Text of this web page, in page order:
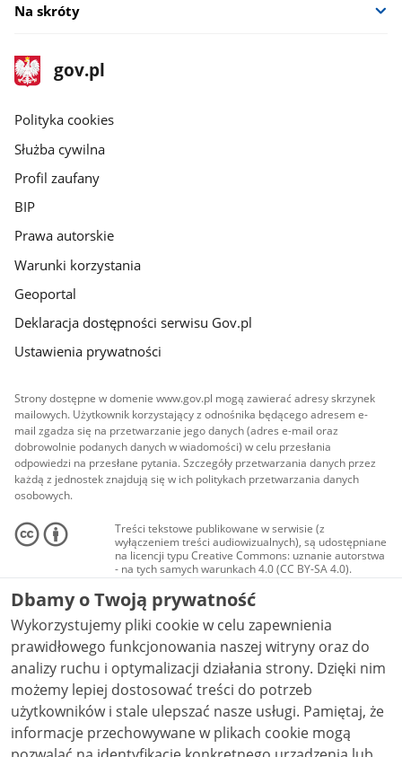
Na skróty
stopka
gov.pl
Strona
gov.pl
gov.pl
Polityka cookies
Służba cywilna
Profil zaufany
BIP
Prawa autorskie
Warunki korzystania
Geoportal
Deklaracja dostępności serwisu Gov.pl
Ustawienia prywatności
Strony dostępne w domenie www.gov.pl mogą zawierać adresy skrzynek
mailowych. Użytkownik korzystający z odnośnika będącego adresem e-
mail zgadza się na przetwarzanie jego danych (adres e-mail oraz
dobrowolnie podanych danych w wiadomości) w celu przesłania
odpowiedzi na przesłane pytania. Szczegóły przetwarzania danych przez
każdą z jednostek znajdują się w ich politykach przetwarzania danych
osobowych.
Treści tekstowe publikowane w serwisie (z
wyłączeniem treści audiowizualnych), są udostępniane
na licencji typu Creative Commons: uznanie autorstwa
- na tych samych warunkach 4.0 (CC BY-SA 4.0).
Materiały audiowizualne, w tym zdjęcia, materiały
audio i wideo, są udostępniane na licencji typu
Creative Commons: uznanie autorstwa użycie
niekomercyjne - bez utworów zależnych 4.0 (CC BY-
NC-ND 4.0), o ile nie jest to stwierdzone inaczej.
Dbamy o Twoją prywatność
Wykorzystujemy pliki cookie w celu zapewnienia
prawidłowego funkcjonowania naszej witryny oraz do
analizy ruchu i optymalizacji działania strony. Dzięki nim
możemy lepiej dostosować treści do potrzeb
użytkowników i stale ulepszać nasze usługi. Pamiętaj, że
informacje przechowywane w plikach cookie mogą